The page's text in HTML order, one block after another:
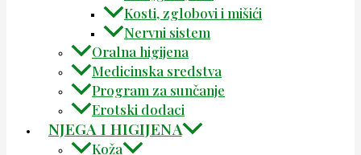
Kosti, zglobovi i mišići
Nervni sistem
Oralna higijena
Medicinska sredstva
Program za sunčanje
Erotski dodaci
NJEGA I HIGIJENA
Koža